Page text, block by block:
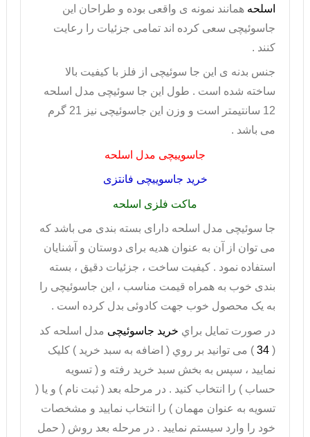
اسلحه همانند نمونه ی واقعی بوده و طراحان این
جاسوئیچی سعی کرده اند تمامی جزئیات را رعایت
کنند .
جنس بدنه ی این جا سوئیچی از فلز با کیفیت بالا
ساخته شده است . طول این جا سوئیچی مدل اسلحه
12 سانتیمتر است و وزن این
جاسوئیچی
نیز 21 گرم
می باشد .
جاسوییچی مدل اسلحه
خرید جاسوییچی فانتزی
ماکت فلزی اسلحه
جا سوئیچی مدل اسلحه دارای بسته بندی می باشد که
می توان از آن به عنوان هدیه برای دوستان و آشنایان
استفاده نمود . کیفیت ساخت ، جزئیات دقیق ، بسته
بندی خوب به همراه قیمت مناسب ، این جاسوئیچی را
به یک محصول خوب جهت کادوئی بدل کرده است .
در صورت تمايل براي خريد جاسوئیچی مدل اسلحه کد
(
34 ) می توانيد بر روي ( اضافه به سبد خريد ) کليک
نماييد ، سپس به بخش سبد خريد رفته و ( تسويه
حساب ) را انتخاب کنيد . در مرحله بعد ( ثبت نام ) و يا (
تسويه به عنوان مهمان ) را انتخاب نماييد و مشخصات
خود را وارد سيستم نماييد . در مرحله بعد روش ( حمل